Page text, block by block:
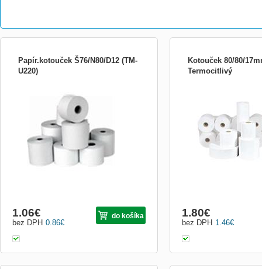
Papír.kotouček Š76/N80/D12 (TM-
U220)
kartonů pro TM-U220 šíře = 76 návin = 80
dutinka = 12 Nejvhodnějším prostředím
pro skladování papíru je tmavá místnost s
relativní vlhkostí vzduchu kolem 50% a
teplotou okolo 23°C. Záznamy musí být
0.86€
bez DPH
1.06€ do košíka
Kotouček 80/80/
Termocitlivý
1.46€
bez DPH
1.80€